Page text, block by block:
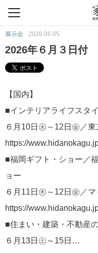
展示会 2026.06.05
2026年６月３日付
【国内】
■インテリアライフスタ
６月10日㊌～12日㊎／
https://
■福岡ギフト・ショー／
ョー
６月11日㊍～12日㊎／
https://
■住まい・建築・不動産
６月13日㊏～15日…